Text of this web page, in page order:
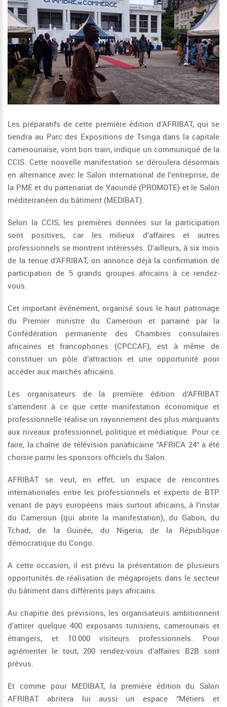
Les préparatifs de cette première édition d’AFRIBAT, qui se
tiendra au Parc des Expositions de Tsinga dans la capitale
camerounaise, vont bon train, indique un communiqué de la
CCIS. Cette nouvelle manifestation se déroulera désormais
en alternance avec le Salon international de l’entreprise, de
la PME et du partenariat de Yaoundé (PROMOTE) et le Salon
méditerranéen du bâtiment (MEDIBAT).
Selon la CCIS, les premières données sur la participation
sont positives, car les milieux d’affaires et autres
professionnels se montrent intéressés. D’ailleurs, à six mois
de la tenue d’AFRIBAT, on annonce déjà la confirmation de
participation de 5 grands groupes africains à ce rendez-
vous.
Cet important événement, organisé sous le haut patronage
du Premier ministre du Cameroun et parrainé par la
Confédération permanente des Chambres consulaires
africaines et francophones (CPCCAF), est à même de
constituer un pôle d’attraction et une opportunité pour
accéder aux marchés africains.
Les organisateurs de la première édition d’AFRIBAT
s’attendent à ce que cette manifestation économique et
professionnelle réalise un rayonnement des plus marquants
aux niveaux professionnel, politique et médiatique. Pour ce
faire, la chaîne de télévision panafricaine “AFRICA 24“ a été
choisie parmi les sponsors officiels du Salon.
AFRIBAT se veut, en effet, un espace de rencontres
internationales entre les professionnels et experts de BTP
venant de pays européens mais surtout africains, à l’instar
du Cameroun (qui abrite la manifestation), du Gabon, du
Tchad, de la Guinée, du Nigeria, de la République
démocratique du Congo.
A cette occasion, il est prévu la présentation de plusieurs
opportunités de réalisation de mégaprojets dans le secteur
du bâtiment dans différents pays africains.
Au chapitre des prévisions, les organisateurs ambitionnent
d’attirer quelque 400 exposants tunisiens, camerounais et
étrangers, et 10.000 visiteurs professionnels. Pour
agrémenter le tout, 200 rendez-vous d’affaires B2B sont
prévus.
Et comme pour MEDIBAT, la première édition du Salon
AFRIBAT abritera lui aussi un espace “Métiers et